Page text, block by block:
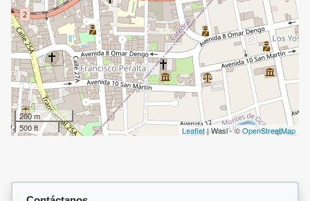
200 m
500 ft
Leaflet| Wasi - ©OpenStreetMap